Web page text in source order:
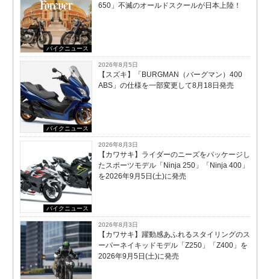
バイクニュース
650」不滅のオールドスクールが⽇本上陸！
バイクニュース
2026年8月5日
【スズキ】「BURGMAN（バーグマン）400
ABS」の仕様を一部変更して8月18日発売
バイクニュース
2026年8月3日
【カワサキ】ライダーのニーズをパッケージし
たスポーツモデル「Ninja 250」「Ninja 400」
を2026年9月5日(土)に発売
2026年8月3日
【カワサキ】躍動感あふれるスタイリングのス
ーパーネイキッドモデル「Z250」「Z400」を
2026年9月5日(土)に発売